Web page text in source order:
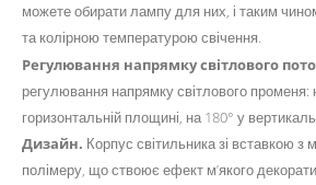
можете обирати лампу для них, і таким
та колірною температурою свічення.
Регулювання напрямку світлового
регулювання напрямку світлового променя:
горизонтальній площині, на 180° у
Дизайн. Корпус світильника зі вставкою з
полімеру, що ствоює ефект м’якого